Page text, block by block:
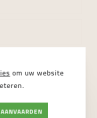
om uw website